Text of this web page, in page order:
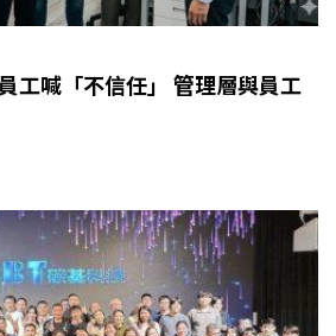
工喊「不信任」 管理層與員工